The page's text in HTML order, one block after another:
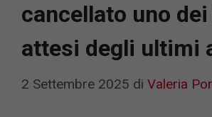
cancellato uno
attesi degli ultimi
2 Settembre 2025 di Valeria